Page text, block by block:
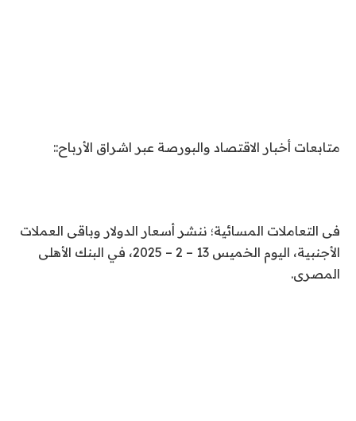
متابعات أخبار الاقتصاد والبورصة عبر اشراق الأرباح::
فى التعاملات المسائية؛ ننشر أسعار الدولار وباقى العملات
الأجنبية، اليوم الخميس 13 – 2 – 2025، في البنك الأهلى
المصرى.